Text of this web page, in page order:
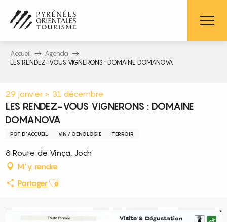
contenu
principal
Accueil
Agenda
LES RENDEZ-VOUS VIGNERONS : DOMAINE DOMANOVA
29 janvier > 31 décembre
LES RENDEZ-VOUS VIGNERONS : DOMAINE
DOMANOVA
POT D'ACCUEIL VIN / OENOLOGIE TERROIR
8 Route de Vinça, Joch
M'y rendre
PartagerAjouter aux favoris